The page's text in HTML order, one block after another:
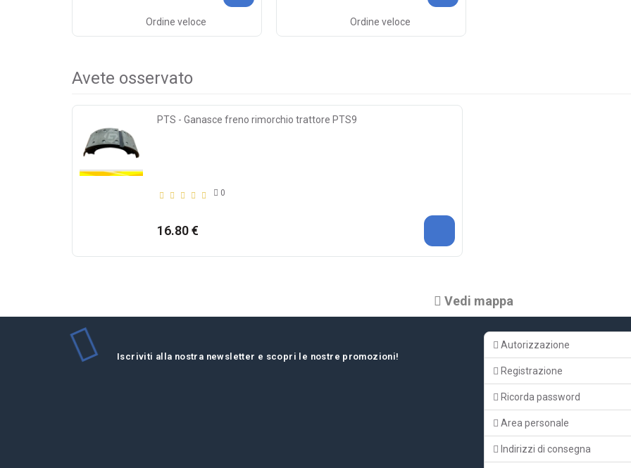
Ordine veloce Ordine veloce
Avete osservato
PTS - Ganasce freno rimorchio trattore PTS9
0
16.80 €
Vedi mappa
Iscriviti alla nostra newsletter e scopri le nostre promozioni!
Autorizzazione
Registrazione
Ricorda password
Area personale
Indirizzi di consegna